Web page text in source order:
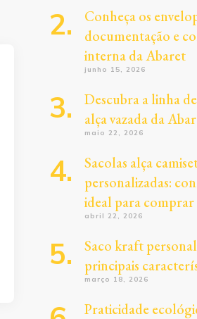
Conheça os
documentação e
interna da Abaret
junho 15, 2026
Descubra a linha
alça vazada da
maio 22, 2026
Sacolas alça
personalizadas:
ideal para comprar
abril 22, 2026
Saco kraft
principais
março 18, 2026
Praticidade